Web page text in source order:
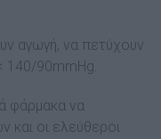
αγωγή, να πετύχουν
140/90mmHg.
φάρμακα να
και οι ελεύθεροι